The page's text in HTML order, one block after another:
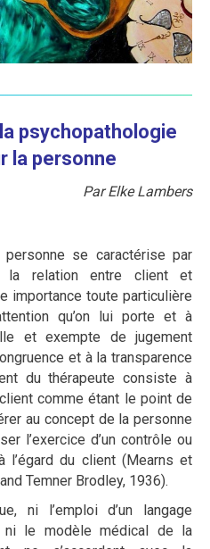
psychopathologie
la personne
Par Elke Lambers
personne se caractérise par
la relation entre client et
importance toute particulière
qu’on lui porte et à
et exempte de jugement
et à la transparence
du thérapeute consiste à
comme étant le point de
au concept de la personne
l’exercice d’un contrôle ou
l’égard du client (Mearns et
Temner Brodley, 1936).
ni l’emploi d’un langage
ni le modèle médical de la